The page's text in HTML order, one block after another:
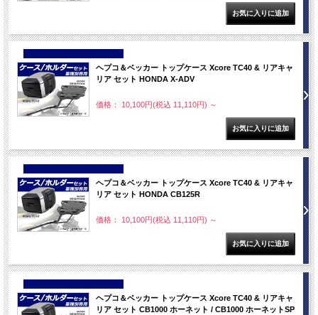
ヘプコ＆ベッカー トップケース Xcore TC40 & リアキャ
リア セット HONDA X-ADV
価格： 10,100円(税込 11,110円) ～
ヘプコ＆ベッカー トップケース Xcore TC40 & リアキャ
リア セット HONDA CB125R
価格： 10,100円(税込 11,110円) ～
ヘプコ＆ベッカー トップケース Xcore TC40 & リアキャ
リア セット CB1000 ホーネット / CB1000 ホーネットSP